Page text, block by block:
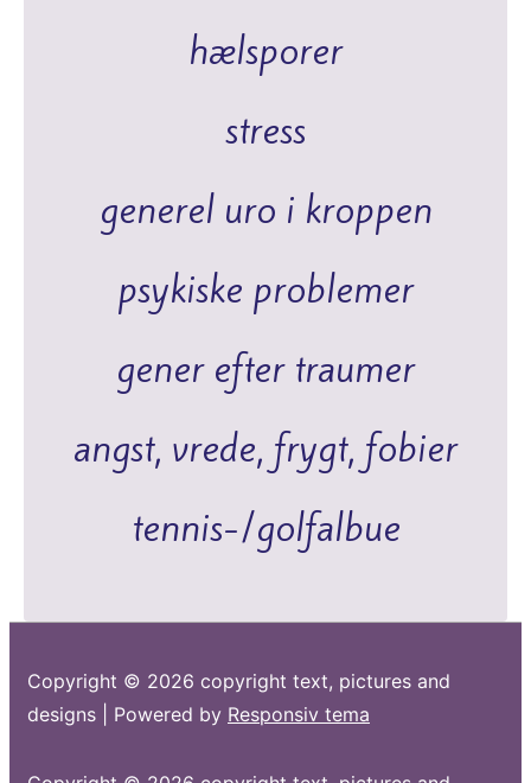
hælsporer
stress
generel uro i kroppen
psykiske problemer
gener efter traumer
angst, vrede, frygt, fobier
tennis-/golfalbue
Copyright © 2026 copyright text, pictures and
designs
| Powered by Responsiv tema